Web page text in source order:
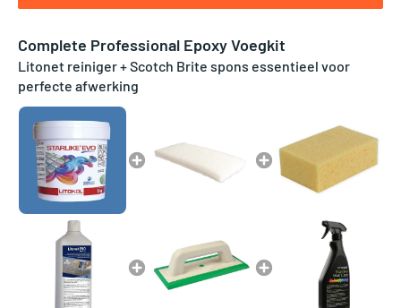
Complete Professional Epoxy Voegkit
Litonet reiniger + Scotch Brite spons essentieel voor
perfecte afwerking